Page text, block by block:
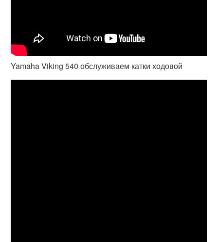
Yamaha Viking 540 обслуживаем катки ходовой